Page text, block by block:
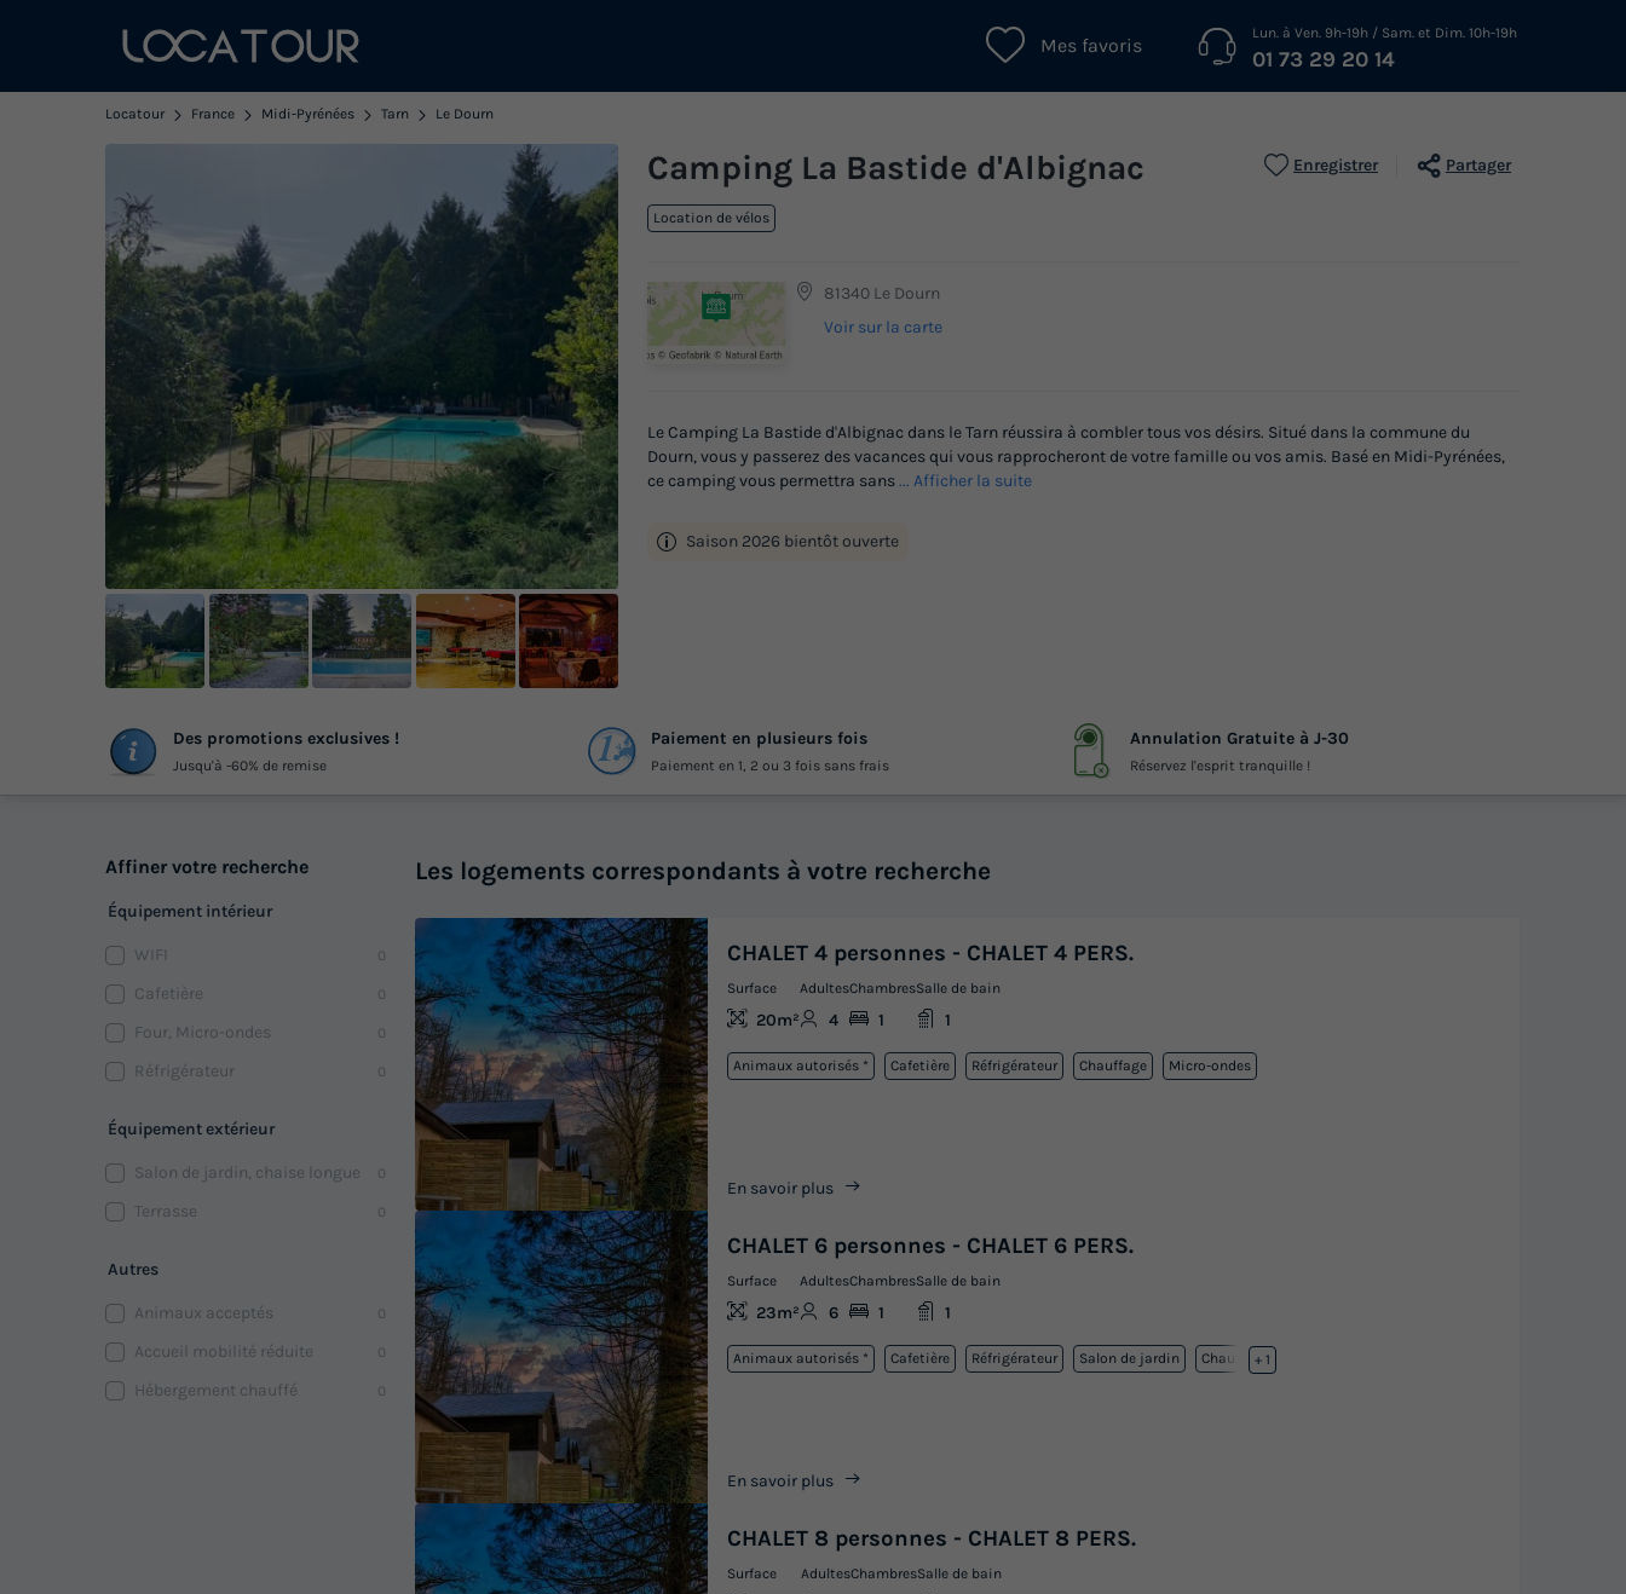
Mes favoris
Lun. à Ven. 9h-19h / Sam. et Dim. 10h-19h
01 73 29 20 14
Locatour France Midi-Pyrénées Tarn Le Dourn
Camping La Bastide d'Albignac Enregistrer Partager
Location de vélos
81340 Le Dourn
Voir sur la carte
Le Camping La Bastide d'Albignac dans le Tarn réussira à combler tous vos désirs. Situé dans la commune du
Dourn, vous y passerez des vacances qui vous rapprocheront de votre famille ou vos amis. Basé en Midi-Pyrénées,
ce camping vous permettra sans... Afficher la suite
Saison 2026 bientôt ouverte
Des promotions exclusives !
Jusqu'à -60% de remise
Paiement en plusieurs fois
Paiement en 1, 2 ou 3 fois sans frais
Annulation Gratuite à J-30
Réservez l'esprit tranquille !
Affiner votre recherche
Équipement intérieur
WIFI 0
Cafetière 0
Four, Micro-ondes 0
Réfrigérateur 0
Équipement extérieur
Salon de jardin, chaise longue 0
Terrasse 0
Autres
Animaux acceptés 0
Accueil mobilité réduite 0
Hébergement chauffé 0
Les logements correspondants à votre recherche
CHALET 4 personnes - CHALET 4 PERS.
Surface
20m²
Adultes
4
Chambres
1
Salle de bain
1
Animaux autorisés * Cafetière Réfrigérateur Chauffage Micro-ondes
En savoir plus
CHALET 6 personnes - CHALET 6 PERS.
Surface
23m²
Adultes
6
Chambres
1
Salle de bain
1
Animaux autorisés * Cafetière Réfrigérateur Salon de jardin Chauffage
+ 1
En savoir plus
CHALET 8 personnes - CHALET 8 PERS.
Surface AdultesChambresSalle de bain